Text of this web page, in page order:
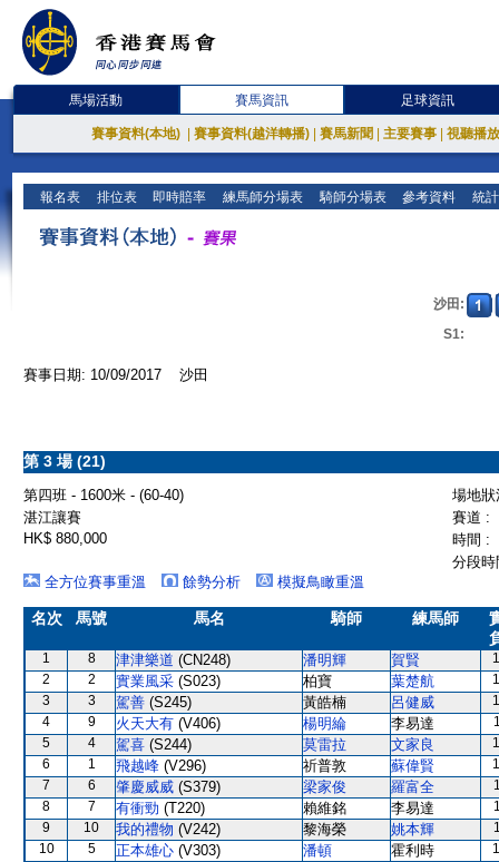
馬場活動 賽馬資訊 足球資訊
賽事資料(本地) 賽事資料(越洋轉播) 賽馬新聞 主要賽事 視聽播
報名表 排位表 即時賠率 練馬師分場表 騎師分場表 參考資料 統
沙田:
S1:
賽事日期: 10/09/2017 沙田
第 3 場 (21)
第四班 - 1600米 - (60-40)
場地
湛江讓賽
賽道 :
HK$ 880,000
時間 :
分段
全方位賽事重溫
餘勢分析 模擬鳥瞰重溫
名次 馬號 馬名 騎師 練馬師
1 8 津津樂道 (CN248) 潘明輝 賀賢
2
2 實業風采 (S023) 柏寶 葉楚航
3
3 駕善 (S245) 黃皓楠 呂健威
4
9 火天大有 (V406) 楊明綸 李易達
5
4 駕喜 (S244) 莫雷拉 文家良
6
1 飛越峰 (V296) 祈普敦 蘇偉賢
7
6 肇慶威威 (S379) 梁家俊 羅富全
8
7 有衝勁 (T220) 賴維銘 李易達
9
10 我的禮物 (V242) 黎海榮 姚本輝
10
5 正本雄心 (V303) 潘頓 霍利時